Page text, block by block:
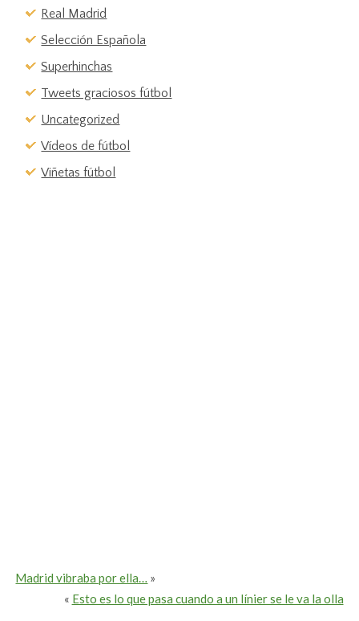
Real Madrid
Selección Española
Superhinchas
Tweets graciosos fútbol
Uncategorized
Vídeos de fútbol
Viñetas fútbol
Madrid vibraba por ella… »
« Esto es lo que pasa cuando a un línier se le va la olla